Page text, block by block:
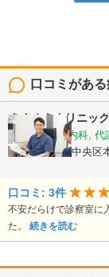
口コミがあ
きさぬきクリニック
糖尿病内科, 内科,
熊本県熊本市中央区
口コミ: 3件
不安だらけで診察室に
た。 続きを読む